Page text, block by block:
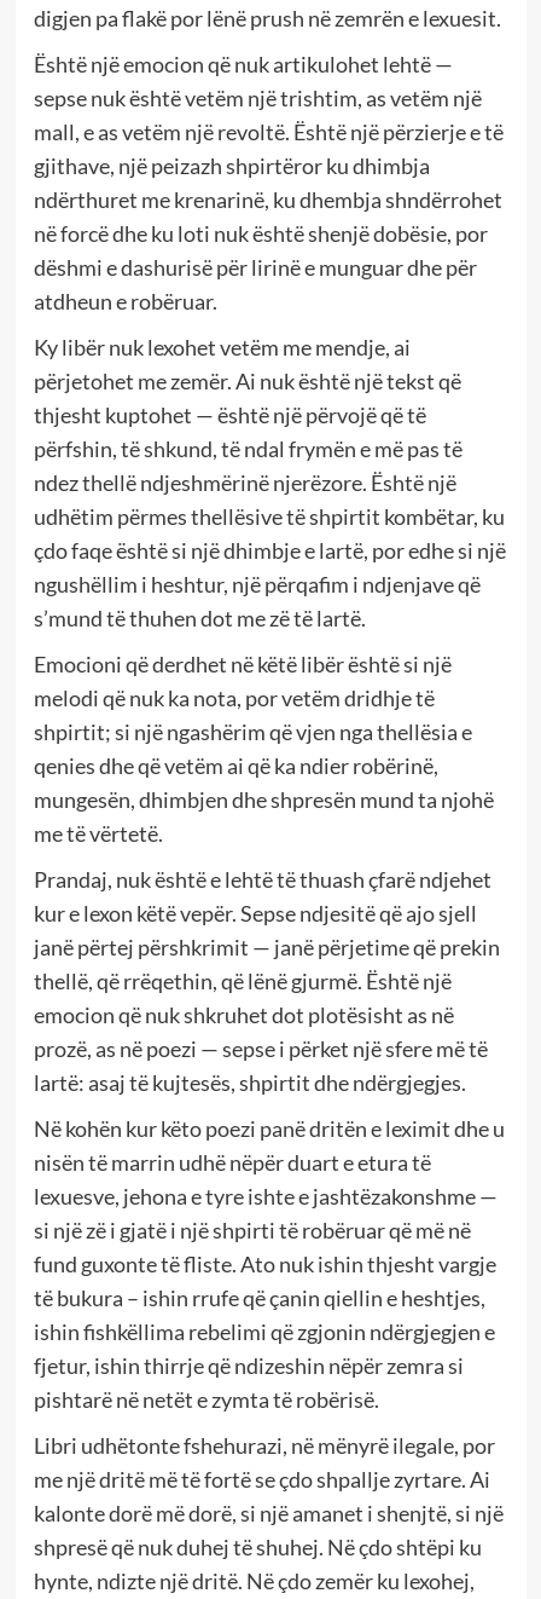
digjen pa flakë por lënë prush në zemrën e lexuesit.
Është një emocion që nuk artikulohet lehtë —
sepse nuk është vetëm një trishtim, as vetëm një
mall, e as vetëm një revoltë. Është një përzierje e të
gjithave, një peizazh shpirtëror ku dhimbja
ndërthuret me krenarinë, ku dhembja shndërrohet
në forcë dhe ku loti nuk është shenjë dobësie, por
dëshmi e dashurisë për lirinë e munguar dhe për
atdheun e robëruar.
Ky libër nuk lexohet vetëm me mendje, ai
përjetohet me zemër. Ai nuk është një tekst që
thjesht kuptohet — është një përvojë që të
përfshin, të shkund, të ndal frymën e më pas të
ndez thellë ndjeshmërinë njerëzore. Është një
udhëtim përmes thellësive të shpirtit kombëtar, ku
çdo faqe është si një dhimbje e lartë, por edhe si një
ngushëllim i heshtur, një përqafim i ndjenjave që
s’mund të thuhen dot me zë të lartë.
Emocioni që derdhet në këtë libër është si një
melodi që nuk ka nota, por vetëm dridhje të
shpirtit; si një ngashërim që vjen nga thellësia e
qenies dhe që vetëm ai që ka ndier robërinë,
mungesën, dhimbjen dhe shpresën mund ta njohë
me të vërtetë.
Prandaj, nuk është e lehtë të thuash çfarë ndjehet
kur e lexon këtë vepër. Sepse ndjesitë që ajo sjell
janë përtej përshkrimit — janë përjetime që prekin
thellë, që rrëqethin, që lënë gjurmë. Është një
emocion që nuk shkruhet dot plotësisht as në
prozë, as në poezi — sepse i përket një sfere më të
lartë: asaj të kujtesës, shpirtit dhe ndërgjegjes.
Në kohën kur këto poezi panë dritën e leximit dhe u
nisën të marrin udhë nëpër duart e etura të
lexuesve, jehona e tyre ishte e jashtëzakonshme —
si një zë i gjatë i një shpirti të robëruar që më në
fund guxonte të fliste. Ato nuk ishin thjesht vargje
të bukura – ishin rrufe që çanin qiellin e heshtjes,
ishin fishkëllima rebelimi që zgjonin ndërgjegjen e
fjetur, ishin thirrje që ndizeshin nëpër zemra si
pishtarë në netët e zymta të robërisë.
Libri udhëtonte fshehurazi, në mënyrë ilegale, por
me një dritë më të fortë se çdo shpallje zyrtare. Ai
kalonte dorë më dorë, si një amanet i shenjtë, si një
shpresë që nuk duhej të shuhej. Në çdo shtëpi ku
hynte, ndizte një dritë. Në çdo zemër ku lexohej,